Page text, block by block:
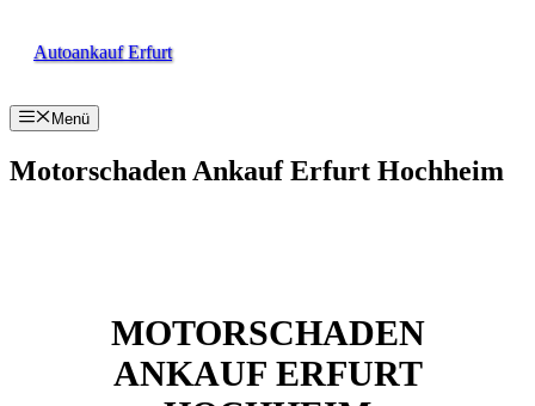
InhaltAutoankauf Erfurt
Menü
Motorschaden Ankauf Erfurt Hochheim
MOTORSCHADEN
ANKAUF ERFURT